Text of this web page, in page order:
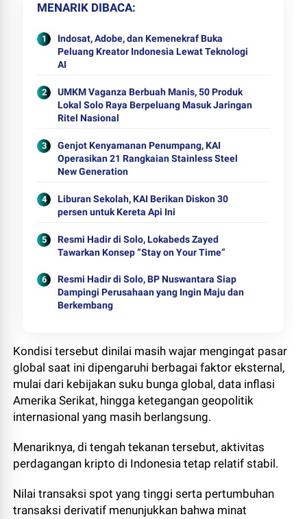
MENARIK DIBACA
Indosat, Adobe, dan Kemenekraf Buka
Peluang Kreator Indonesia Lewat Teknologi
AI
UMKM Vaganza Berbuah Manis, 50 Produk
Lokal Solo Raya Berpeluang Masuk Jaringan
Ritel Nasional
Genjot Kenyamanan Penumpang, KAI
Operasikan 21 Rangkaian Stainless Steel
New Generation
Liburan Sekolah, KAI Berikan Diskon 30
persen untuk Kereta Api Ini
Resmi Hadir di Solo, Lokabeds Zayed
Tawarkan Konsep “Stay on Your Time”
Resmi Hadir di Solo, BP Nuswantara Siap
Dampingi Perusahaan yang Ingin Maju dan
Berkembang
Kondisi tersebut dinilai masih wajar mengingat pasar
global saat ini dipengaruhi berbagai faktor eksternal,
mulai dari kebijakan suku bunga global, data inflasi
Amerika Serikat, hingga ketegangan geopolitik
internasional yang masih berlangsung.
Menariknya, di tengah tekanan tersebut, aktivitas
perdagangan kripto di Indonesia tetap relatif stabil.
Nilai transaksi spot yang tinggi serta pertumbuhan
transaksi derivatif menunjukkan bahwa minat